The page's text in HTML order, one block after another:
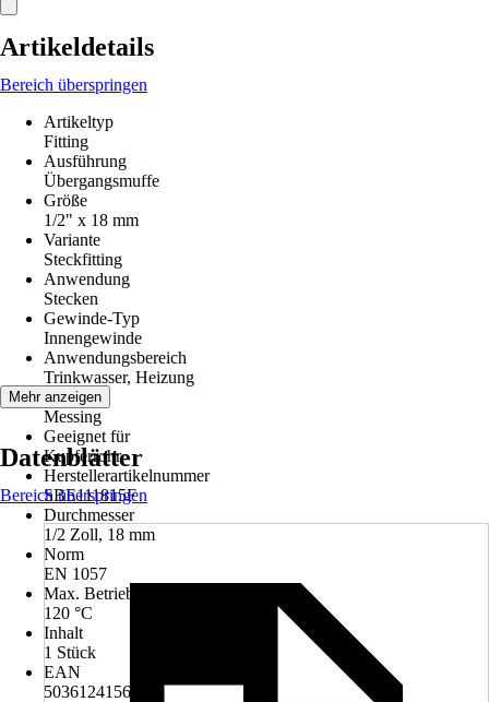
Artikeldetails
Bereich überspringen
Artikeltyp
Fitting
Ausführung
Übergangsmuffe
Größe
1/2" x 18 mm
Variante
Steckfitting
Anwendung
Stecken
Gewinde-Typ
Innengewinde
Anwendungsbereich
Trinkwasser, Heizung
Material
Messing
Geeignet für
Kupferrohr
Herstellerartikelnummer
SBE111815F​
Durchmesser
1/2 Zoll, 18 mm
Norm
EN 1057
Max. Betriebstemperatur
120 °C
Inhalt
1 Stück
EAN
5036124156434
Mehr anzeigen
Datenblätter
Bereich überspringen